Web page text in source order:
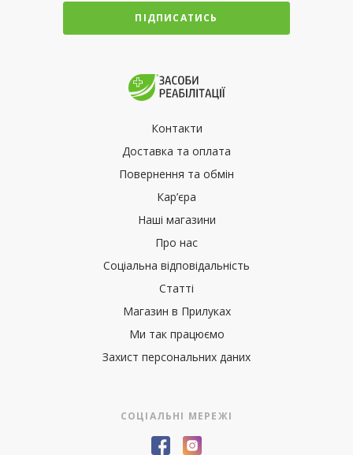
ПІДПИСАТИСЬ
Контакти
Доставка та оплата
Повернення та обмін
Кар’єра
Наші магазини
Про нас
Соціальна відповідальність
Статті
Магазин в Прилуках
Ми так працюємо
Захист персональних даних
СОЦІАЛЬНІ МЕРЕЖІ